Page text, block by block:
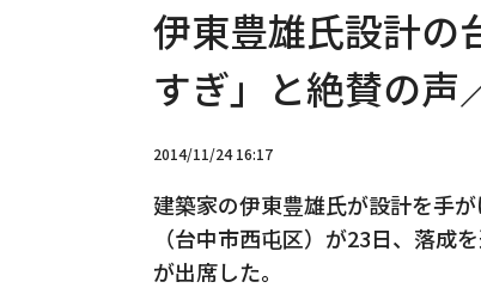
伊東豊雄氏設計の
すぎ」と絶賛の声
2014/11/24 16:17
建築家の伊東豊雄氏が設計を手
（台中市西屯区）が23日、落成
が出席した。